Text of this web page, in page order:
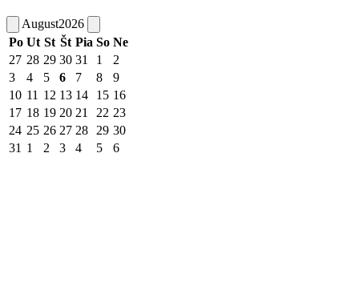
August2026
Po Ut St Št Pia So Ne
27 28 29 30 31 1
2
3
4 5 6 7 8
9
10 11 12 13 14 15 16
17 18 19 20 21 22 23
24 25 26 27 28 29 30
31 1 2 3 4 5 6